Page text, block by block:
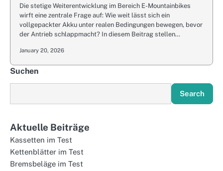
Die stetige Weiterentwicklung im Bereich E-Mountainbikes
wirft eine zentrale Frage auf: Wie weit lässt sich ein
vollgepackter Akku unter realen Bedingungen bewegen, bevor
der Antrieb schlappmacht? In diesem Beitrag stellen…
January 20, 2026
Suchen
Search
Aktuelle Beiträge
Kassetten im Test
Kettenblätter im Test
Bremsbeläge im Test